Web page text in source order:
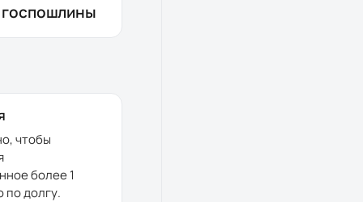
госпошлины
чтобы
более 1
по долгу.